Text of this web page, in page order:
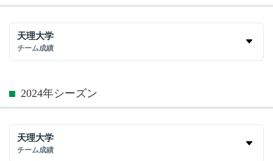
天理大学
チーム成績
2024年シーズン
天理大学
チーム成績